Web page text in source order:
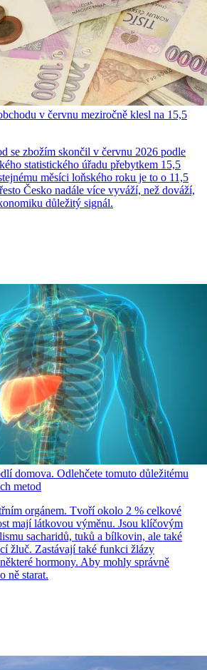
v červnu meziročně klesl na 15,5
se zbožím skončil v červnu 2026 podle
statistického úřadu přebytkem 15,5
měsíci loňského roku je to o 11,5
Česko nadále více vyváží, než dováží,
důležitý signál.
domova. Odlehčete tomuto důležitému
metod
orgánem. Tvoří okolo 2 % celkové
mají látkovou výměnu. Jsou klíčovým
sacharidů, tuků a bílkovin, ale také
žluč. Zastávají také funkci žlázy
hormony. Aby mohly správně
ně starat.